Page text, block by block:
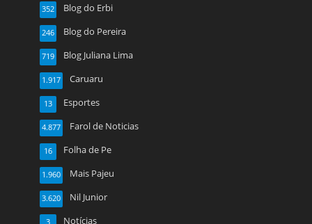
Blog do Erbi
352
Blog do Pereira
246
Blog Juliana Lima
719
Caruaru
1.917
Esportes
13
Farol de Noticias
4.877
Folha de Pe
16
Mais Pajeu
1.960
Nil Junior
3.620
Notícias
3